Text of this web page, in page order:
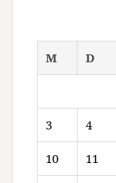
M
D
3 4
10 11